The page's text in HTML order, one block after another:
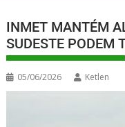
INMET MANTÉM
SUDESTE PODEM
05/06/2026 Ketlen